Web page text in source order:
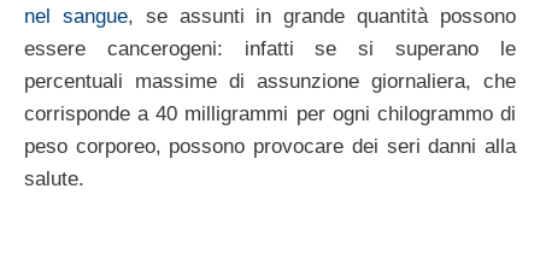
nel sangue, se assunti in grande quantità possono
essere cancerogeni: infatti se si superano le
percentuali massime di assunzione giornaliera, che
corrisponde a 40 milligrammi per ogni chilogrammo di
peso corporeo, possono provocare dei seri danni alla
salute.